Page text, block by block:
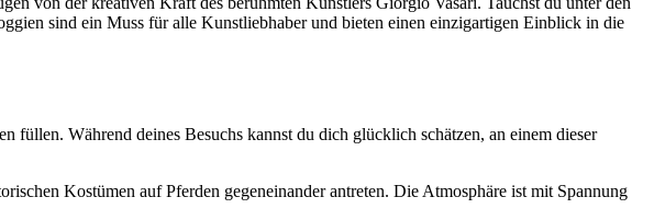
sind ein Muss für alle Kunstliebhaber und bieten einen einzigartigen Einblick in die
füllen. Während deines Besuchs kannst du dich glücklich schätzen, an einem dieser
Kostümen auf Pferden gegeneinander antreten. Die Atmosphäre ist mit Spannung